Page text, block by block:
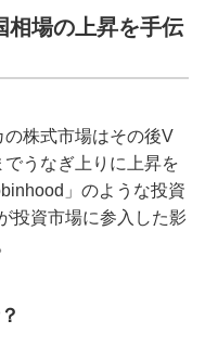
相場の上昇を手伝
株式市場はその後V
うなぎ上りに上昇を
」のような投資
投資市場に参入した影